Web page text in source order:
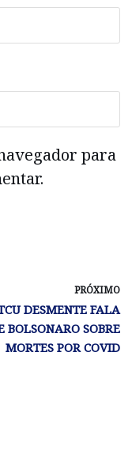
para
PRÓXIMO
DESMENTE FALA
BOLSONARO SOBRE
MORTES POR COVID